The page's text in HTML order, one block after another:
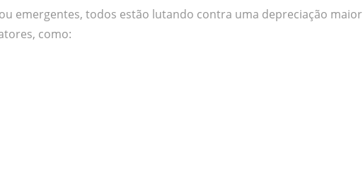
emergentes, todos estão lutando contra uma depreciação maior
como: